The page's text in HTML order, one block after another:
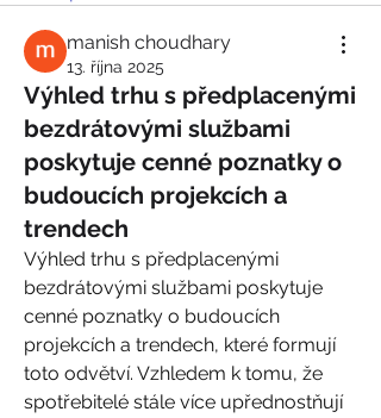
manish choudhary
13. října 2025
Výhled trhu s předplacenými
bezdrátovými službami
poskytuje cenné poznatky o
budoucích projekcích a
trendech
Výhled trhu s předplacenými
bezdrátovými službami poskytuje
cenné poznatky o budoucích
projekcích a trendech, které formují
toto odvětví. Vzhledem k tomu, že
spotřebitelé stále více upřednostňují